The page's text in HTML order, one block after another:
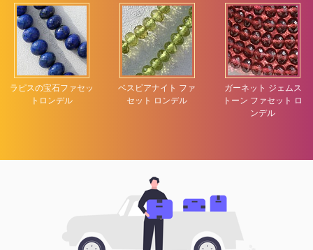
ラピスの宝石ファセッ
トロンデル
ベスビアナイト ファ
セット ロンデル
ガーネット ジェムス
トーン ファセット ロ
ンデル